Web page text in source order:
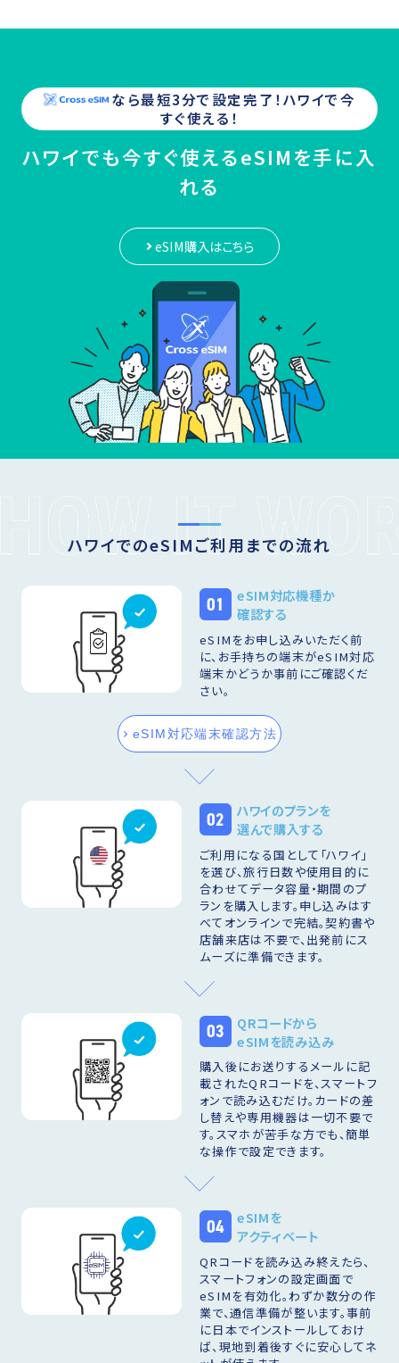
なら最短3分で設定完了！ハワイで今
すぐ使える！
ハワイでも今すぐ使えるeSIMを手に入
れる
eSIM購入はこちら
ハワイでのeSIMご利用までの流れ
01
eSIM対応機種か
確認する
eSIMをお申し込みいただく前
に、お手持ちの端末がeSIM対応
端末かどうか事前にご確認くだ
さい。
eSIM対応端末確認方法
02
ハワイのプランを
選んで購入する
ご利用になる国として「ハワイ」
を選び、旅行日数や使用目的に
合わせてデータ容量・期間のプ
ランを購入します。申し込みはす
べてオンラインで完結。契約書や
店舗来店は不要で、出発前にス
ムーズに準備できます。
03
QRコードから
eSIMを読み込み
購入後にお送りするメールに記
載されたQRコードを、スマートフ
ォンで読み込むだけ。カードの差
し替えや専用機器は一切不要で
す。スマホが苦手な方でも、簡単
な操作で設定できます。
04
eSIMを
アクティベート
QRコードを読み込み終えたら、
スマートフォンの設定画面で
eSIMを有効化。わずか数分の作
業で、通信準備が整います。事前
に日本でインストールしておけ
ば、現地到着後すぐに安心してネ